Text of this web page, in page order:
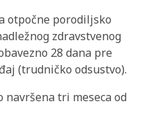
otpočne porodiljsko
zdravstvenog
28 dana pre
(trudničko odsustvo).
tri meseca od